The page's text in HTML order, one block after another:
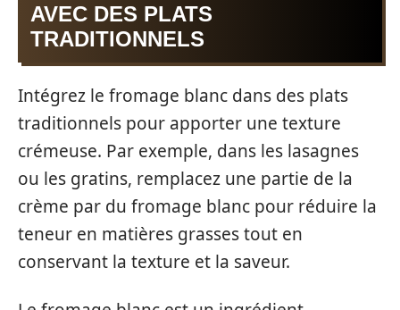
AVEC DES PLATS
TRADITIONNELS
Intégrez le fromage blanc dans des plats
traditionnels pour apporter une texture
crémeuse. Par exemple, dans les lasagnes
ou les gratins, remplacez une partie de la
crème par du fromage blanc pour réduire la
teneur en matières grasses tout en
conservant la texture et la saveur.